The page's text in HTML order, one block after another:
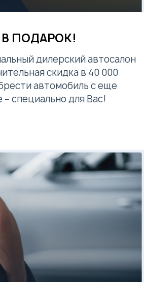
В ПОДАРОК!
дилерский автосалон
скидка в 40 000
автомобиль с еще
специально для Вас!